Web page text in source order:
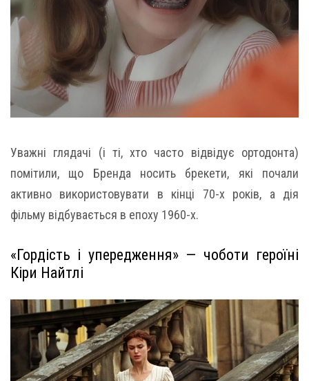
Уважні глядачі (і ті, хто часто відвідує ортодонта)
помітили, що Бренда носить брекети, які почали
активно використовувати в кінці 70-х років, а дія
фільму відбувається в епоху 1960-х.
«Гордість і упередження» — чоботи героїні
Кіри Найтлі